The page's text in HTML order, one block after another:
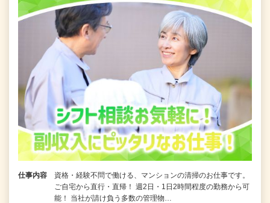
仕事内容
資格・経験不問で働ける、マンションの清掃のお仕事です。
ご自宅から直行・直帰！ 週2日・1日2時間程度の勤務から可
能！ 当社が請け負う多数の管理物…